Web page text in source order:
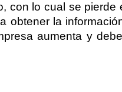
con lo cual se pierde
obtener la
aumenta y